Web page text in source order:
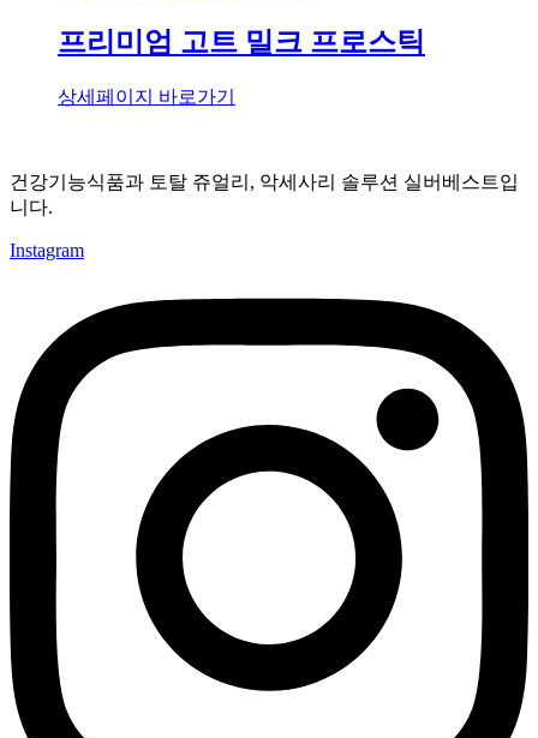
프리미엄 고트 밀크 프로스틱
상세페이지 바로가기
건강기능식품과 토탈 쥬얼리, 악세사리 솔루션 실버베스트입
니다.
Instagram